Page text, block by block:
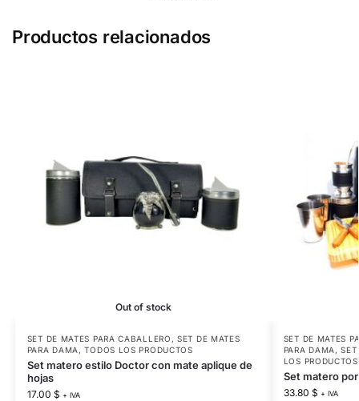
Productos relacionados
Out of stock
SET DE MATES PARA CABALLERO ,SET DE MATES
PARA DAMA ,TODOS LOS PRODUCTOS
Set matero estilo Doctor con mate aplique de
hojas
17.00 $ + IVA
SET DE MATES
PARA DAMA ,
LOS PRODUCTOS
Set matero
33.80 $ + IVA